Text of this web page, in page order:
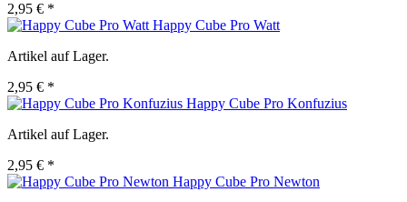
2,95 € *
Happy Cube Pro Watt
Artikel auf Lager.
2,95 € *
Happy Cube Pro Konfuzius
Artikel auf Lager.
2,95 € *
Happy Cube Pro Newton